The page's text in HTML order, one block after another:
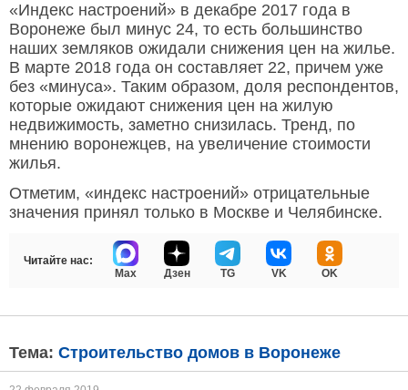
«Индекс настроений» в декабре 2017 года в
Воронеже был минус 24, то есть большинство
наших земляков ожидали снижения цен на жилье.
В марте 2018 года он составляет 22, причем уже
без «минуса». Таким образом, доля респондентов,
которые ожидают снижения цен на жилую
недвижимость, заметно снизилась. Тренд, по
мнению воронежцев, на увеличение стоимости
жилья.
Отметим, «индекс настроений» отрицательные
значения принял только в Москве и Челябинске.
Читайте нас:
Max
Дзен TG VK OK
Тема: Строительство домов в Воронеже